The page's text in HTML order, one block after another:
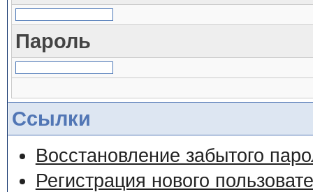
Пароль
Ссылки
Восстановление забытого
Регистрация нового